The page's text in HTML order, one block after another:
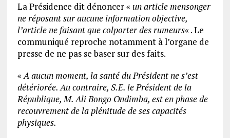
La Présidence dit dénoncer « un article mensonger
ne réposant sur aucune information objective,
l’article ne faisant que colporter des rumeurs« . Le
communiqué reproche notamment à l’organe de
presse de ne pas se baser sur des faits.
«A aucun moment, la santé du Président ne s’est
détériorée. Au contraire, S.E. le Président de la
République, M. Ali Bongo Ondimba, est en phase de
recouvrement de la plénitude de ses capacités
physiques.